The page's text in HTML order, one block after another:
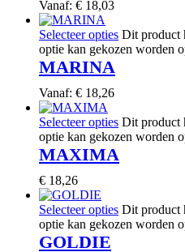
Vanaf: € 18,03
Selecteer opties Dit product
optie kan gekozen worden
MARINA
Vanaf: € 18,26
Selecteer opties Dit product
optie kan gekozen worden
MAXIMA
€ 18,26
Selecteer opties Dit product
optie kan gekozen worden
GOLDIE